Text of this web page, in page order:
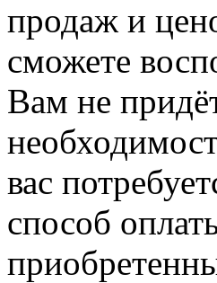
продаж и
сможете
Вам не
вас
способ